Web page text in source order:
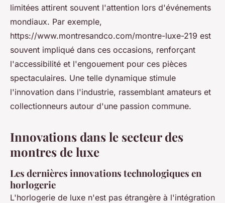
limitées attirent souvent l'attention lors d'événements
mondiaux. Par exemple,
https://www.montresandco.com/montre-luxe-219 est
souvent impliqué dans ces occasions, renforçant
l'accessibilité et l'engouement pour ces pièces
spectaculaires. Une telle dynamique stimule
l'innovation dans l'industrie, rassemblant amateurs et
collectionneurs autour d'une passion commune.
Innovations dans le secteur des
montres de luxe
Les dernières innovations technologiques en
horlogerie
L'horlogerie de luxe n'est pas étrangère à l'intégration